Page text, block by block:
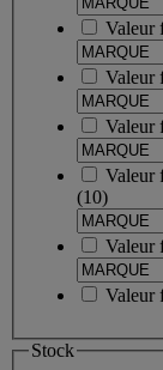
Valeur
Valeur
Valeur
Valeur
(10)
Valeur
Valeur
Stock